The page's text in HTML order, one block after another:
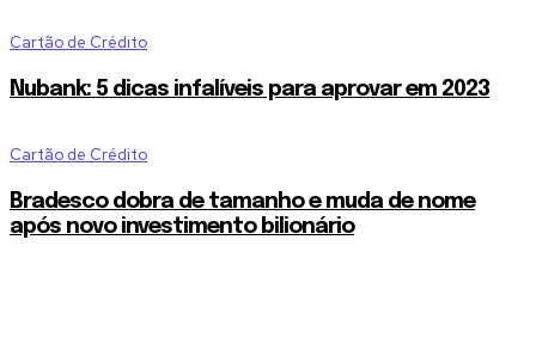
Cartão de Crédito
Nubank: 5 dicas infalíveis para aprovar em 2023
Cartão de Crédito
Bradesco dobra de tamanho e muda de nome
após novo investimento bilionário